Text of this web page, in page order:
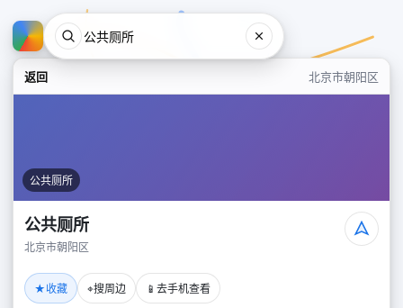
返回 北京市朝阳区
公共厕所
公共厕所
北京市朝阳区
★收藏 ⌖搜周边 📱 去手机查看